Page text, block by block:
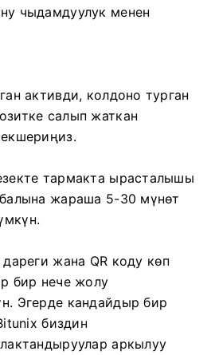
чыдамдуулук менен
активди, колдоно турган
салып жаткан
тармакта ырасталышы
жараша 5-30 мүнөт
жана QR коду көп
бир нече жолу
Эгерде кандайдыр бир
биздин
аркылуу